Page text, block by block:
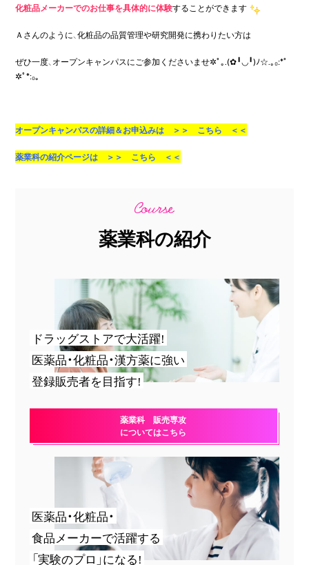
化粧品メーカーでのお仕事を具体的に体験することができます
Ａさんのように、化粧品の品質管理や研究開発に携わりたい方は
ぜひ一度、オープンキャンパスにご参加くださいませ✲ﾟ｡.(✿╹◡╹)ﾉ☆.｡₀:*ﾟ
✲ﾟ*:₀｡
オープンキャンパスの詳細＆お申込みは ＞＞ こちら ＜＜
薬業科の紹介ページは ＞＞ こちら ＜＜
薬業科の紹介
ドラッグストアで大活躍!
医薬品・化粧品・漢方薬に強い
登録販売者を目指す!
薬業科 販売専攻
についてはこちら
医薬品・化粧品・
食品メーカーで活躍する
「実験のプロ」になる!